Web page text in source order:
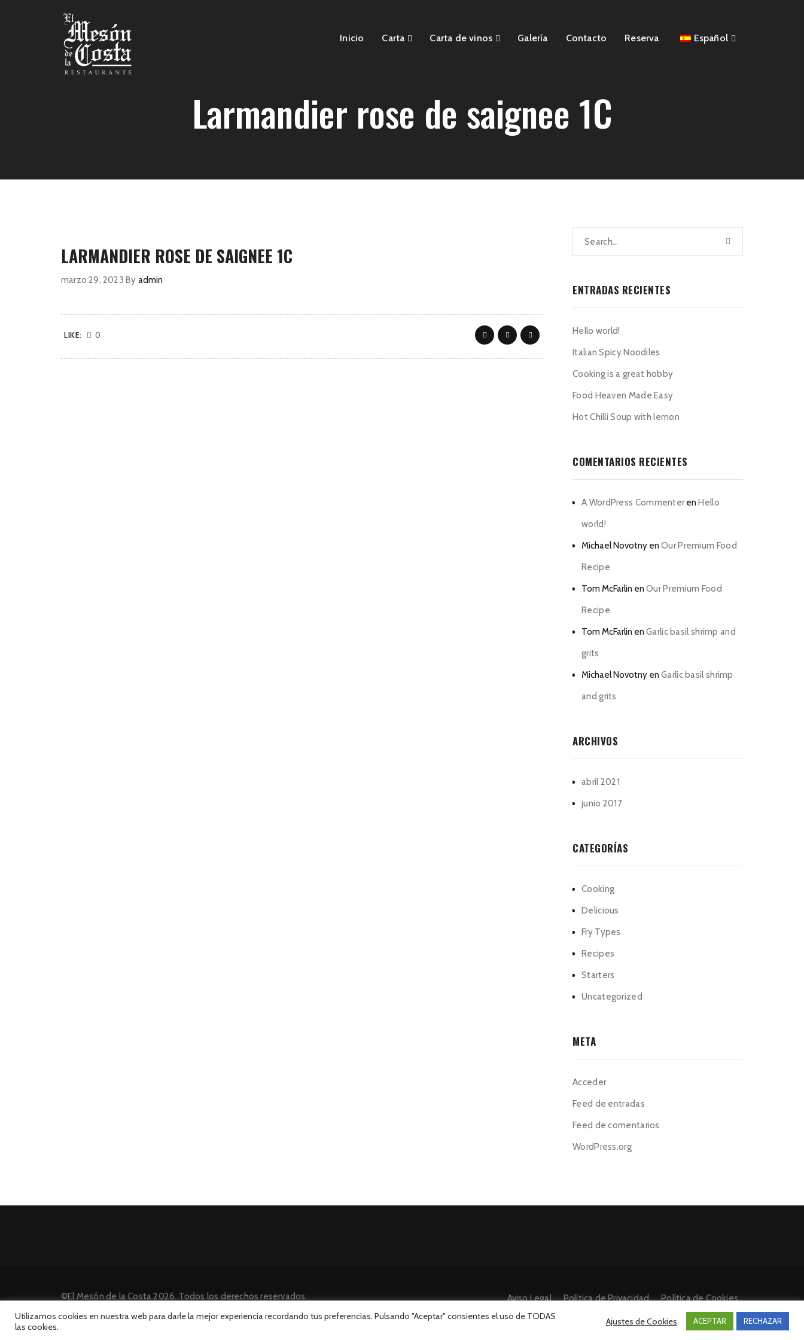
Inicio Carta Carta de vinos Galería Contacto Reserva Español
Larmandier rose de saignee 1C
LARMANDIER ROSE DE SAIGNEE 1C
marzo 29, 2023 By admin
LIKE: 0
ENTRADAS RECIENTES
Hello world!
Italian Spicy Noodiles
Cooking is a great hobby
Food Heaven Made Easy
Hot Chilli Soup with lemon
COMENTARIOS RECIENTES
A WordPress CommenterenHello
world!
Michael Novotny en Our Premium Food
Recipe
Tom McFarlin en Our Premium Food
Recipe
Tom McFarlin en Garlic basil shrimp and
grits
Michael Novotny en Garlic basil shrimp
and grits
ARCHIVOS
abril 2021
junio 2017
CATEGORÍAS
Cooking
Delicious
Fry Types
Recipes
Starters
Uncategorized
META
Acceder
Feed de entradas
Feed de comentarios
WordPress.org
©El Mesón de la Costa 2026. Todos los derechos reservados.
Desarrollado por INFORmedia
Aviso Legal Política de Privacidad
Política de Cookies
Utilizamos cookies en nuestra web para darle la mejor experiencia recordando tus preferencias. Pulsando "Aceptar" consientes el uso de TODAS
las cookies.
Ajustes de Cookies ACEPTAR RECHAZAR